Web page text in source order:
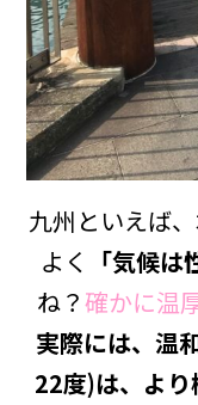
九州といえば
よく 「気候は
ね？確かに温
実際には、温
22度)は、よ